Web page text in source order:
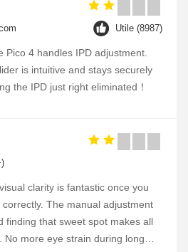
Utile (8987)
Pico 4 handles IPD adjustment.
is intuitive and stays securely
the IPD just right eliminated！
clarity is fantastic once you
correctly. The manual adjustment
finding that sweet spot makes all
No more eye strain during long